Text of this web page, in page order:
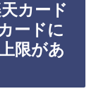
カード
ードに
限があ